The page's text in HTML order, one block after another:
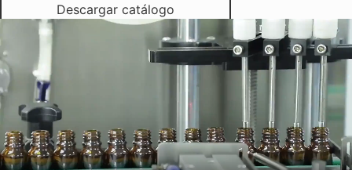
Descargar catálogo